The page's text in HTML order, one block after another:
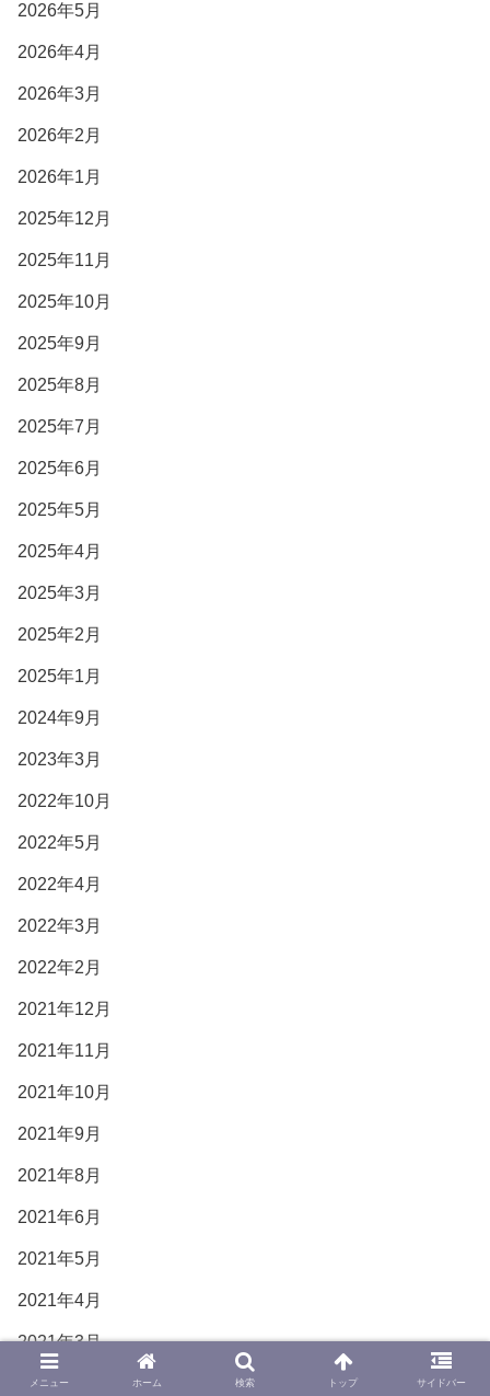
2026年5月
2026年4月
2026年3月
2026年2月
2026年1月
2025年12月
2025年11月
2025年10月
2025年9月
2025年8月
2025年7月
2025年6月
2025年5月
2025年4月
2025年3月
2025年2月
2025年1月
2024年9月
2023年3月
2022年10月
2022年5月
2022年4月
2022年3月
2022年2月
2021年12月
2021年11月
2021年10月
2021年9月
2021年8月
2021年6月
2021年5月
2021年4月
2021年3月
2021年2月
メニュー ホーム 検索 トップ サイドバー